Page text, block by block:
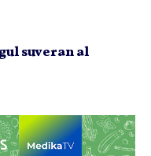
suveran al